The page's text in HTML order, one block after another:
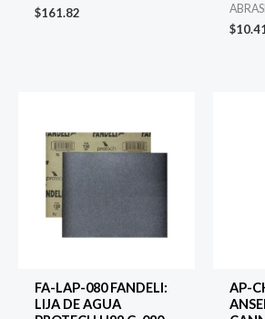
$161.82
$
FA-LAP-080 FANDELI:
LIJA DE AGUA
AP-